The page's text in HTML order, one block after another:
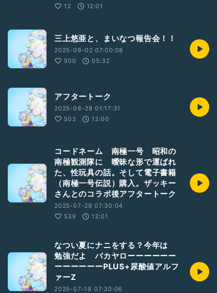
12
12:01
三上悠亜と、まいなつ報告会！！
2025-09-02 07:00:08
500
05:32
アフタートーク
2025-08-28 01:17:31
503
12:00
コードネーム 南極一号 昭和の
南極観測隊に 曖昧な形で運ばれ
た、性玩具の話。そして電子書籍
（南極一号伝説）購入。ザッキー
さんとのコラボ後アフタートーク
2025-07-29 07:30:04
539
12:01
なつい夏にナニをする？今年は
勉強だよ バカヤローーーーーー
ーーーーーーPLUS+尿酸値アルフ
ァーZ
2025-07-18 07:30:06